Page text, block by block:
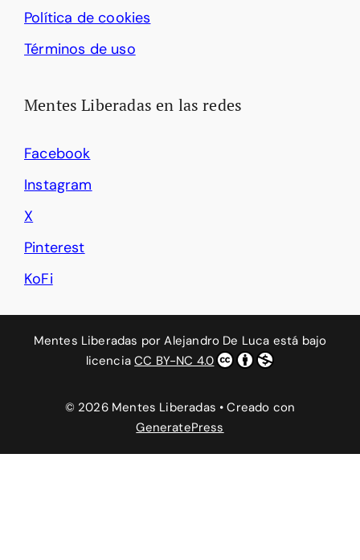
Política de cookies
Términos de uso
Mentes Liberadas en las redes
Facebook
Instagram
X
Pinterest
KoFi
Mentes Liberadas porAlejandro De Luca está bajo
licenciaCC BY-NC 4.0
© 2026 Mentes Liberadas • Creado con
GeneratePress